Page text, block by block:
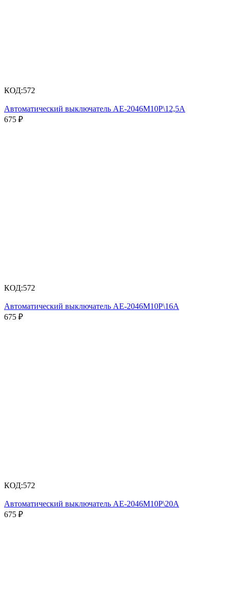
КОД:572
Автоматический выключатель АЕ-2046М10Р\12,5А
675 ₽
КОД:572
Автоматический выключатель АЕ-2046М10Р\16А
675 ₽
КОД:572
Автоматический выключатель АЕ-2046М10Р\20А
675 ₽